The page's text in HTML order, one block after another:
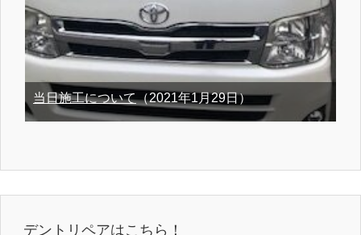
当日施工について（2021年1月29日）
デントリペアはこちら！